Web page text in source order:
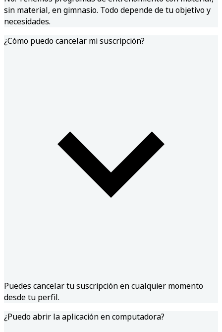
sin material, en gimnasio. Todo depende de tu objetivo y
necesidades.
¿Cómo puedo cancelar mi suscripción?
Puedes cancelar tu suscripción en cualquier momento
desde tu perfil.
¿Puedo abrir la aplicación en computadora?